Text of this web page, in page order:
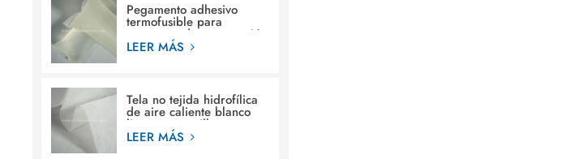
Pegamento adhesivo
termofusible para
estructura de construcción
en pañales para bebés
LEER MÁS
Tela no tejida hidrofílica
de aire caliente blanco
liso para servilleta
sanitaria femenina
LEER MÁS